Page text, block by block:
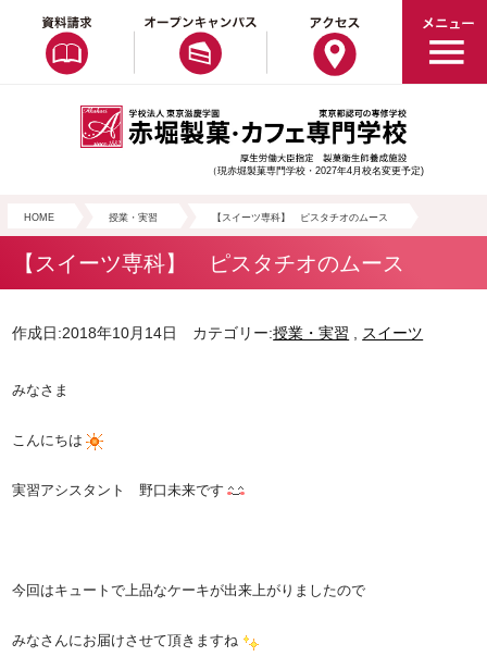
（現赤堀製菓専門学校・2027年4月校名変更予定)
HOME 授業・実習 【スイーツ専科】 ピスタチオのムース
【スイーツ専科】 ピスタチオのムース
作成日:2018年10月14日 カテゴリー:授業・実習 , スイーツ
みなさま
こんにちは
実習アシスタント 野口未来です
今回はキュートで上品なケーキが出来上がりましたので
みなさんにお届けさせて頂きますね